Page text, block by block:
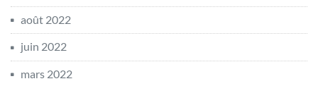
août 2022
juin 2022
mars 2022